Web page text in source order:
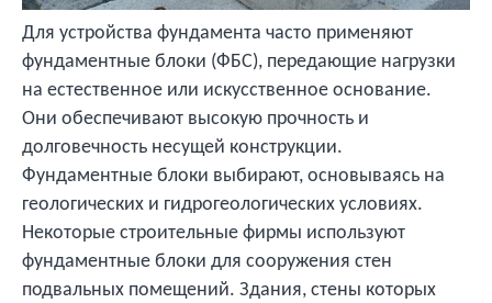
Для устройства фундамента часто применяют
фундаментные блоки (ФБС), передающие нагрузки
на естественное или искусственное основание.
Они обеспечивают высокую прочность и
долговечность несущей конструкции.
Фундаментные блоки выбирают, основываясь на
геологических и гидрогеологических условиях.
Некоторые строительные фирмы используют
фундаментные блоки для сооружения стен
подвальных помещений. Здания, стены которых